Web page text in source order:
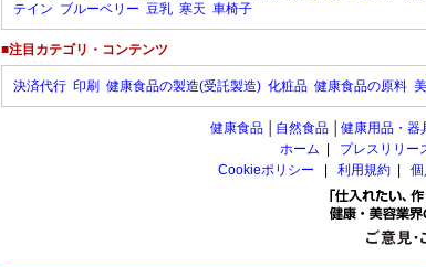
テイン ブルーベリー 豆乳 寒天 車椅子
■注目カテゴリ・コンテンツ
決済代行 印刷 健康食品の製造(受託製造) 化粧品 健康食品の原料
健康食品 自然食品 健康用品・器
ホーム
プレスリリー
Cookieポリシー
利用規約 個